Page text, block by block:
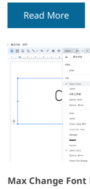
Read More
Max Change Font